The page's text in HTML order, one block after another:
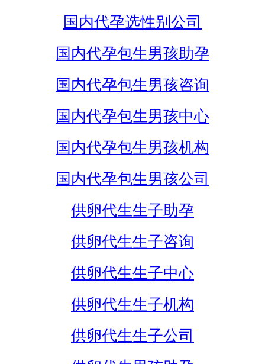
国内代孕选性别公司
国内代孕包生男孩助孕
国内代孕包生男孩咨询
国内代孕包生男孩中心
国内代孕包生男孩机构
国内代孕包生男孩公司
供卵代生生子助孕
供卵代生生子咨询
供卵代生生子中心
供卵代生生子机构
供卵代生生子公司